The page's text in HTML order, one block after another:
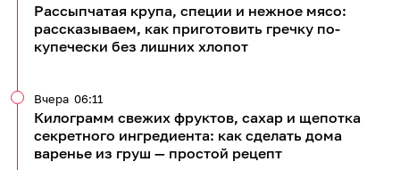
Рассыпчатая крупа, специи и нежное мясо:
рассказываем, как приготовить гречку по-
купечески без лишних хлопот
Килограмм свежих фруктов, сахар и щепотка
секретного ингредиента: как сделать дома
варенье из груш — простой рецепт
Вчера 06:11